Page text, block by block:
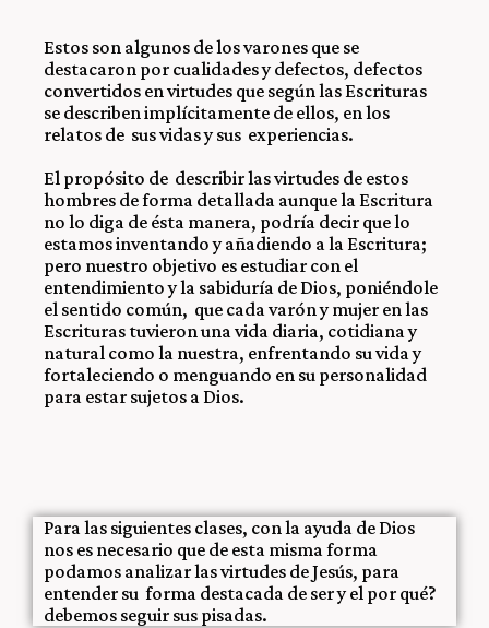
Estos son algunos de los varones que se
destacaron por cualidades y defectos, defectos
convertidos en virtudes que según las Escrituras
se describen implícitamente de ellos, en los
relatos de sus vidas y sus experiencias.
El propósito de describir las virtudes de estos
hombres de forma detallada aunque la Escritura
no lo diga de ésta manera, podría decir que lo
estamos inventando y añadiendo a la Escritura;
pero nuestro objetivo es estudiar con el
entendimiento y la sabiduría de Dios, poniéndole
el sentido común, que cada varón y mujer en las
Escrituras tuvieron una vida diaria, cotidiana y
natural como la nuestra, enfrentando su vida y
fortaleciendo o menguando en su personalidad
para estar sujetos a Dios.
Para las siguientes clases, con la ayuda de Dios
nos es necesario que de esta misma forma
podamos analizar las virtudes de Jesús, para
entender su forma destacada de ser y el por qué?
debemos seguir sus pisadas.